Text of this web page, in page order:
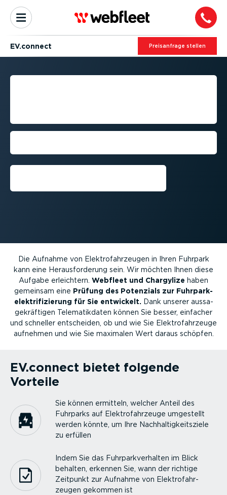
EV.connect Preis­an­frage stellen
DATEN­GE­STÜTZTE
Mit der kombi­nierten Leistung von
Die Aufnahme von Elektro­fahr­zeugen in Ihren Fuhrpark
kann eine Heraus­for­derung sein. Wir möchten Ihnen diese
Aufgabe erleichtern. Webfleet und Chargylize haben
gemeinsam eine Prüfung des Potenzials zur Fuhrpark­
elek­tri­fi­zierung für Sie entwickelt. Dank unserer aussa­
ge­kräf­tigen Telema­tik­daten können Sie besser, einfacher
und schneller entscheiden, ob und wie Sie Elektro­fahr­zeuge
aufnehmen und wie Sie maximalen Wert daraus schöpfen.
EV.connect bietet folgende
Vorteile
Sie können ermitteln, welcher Anteil des
Fuhrparks auf Elektro­fahr­zeuge umgestellt
werden könnte, um Ihre Nachhal­tig­keits­ziele
zu erfüllen
Indem Sie das Fuhrpark­ver­halten im Blick
behalten, erkennen Sie, wann der richtige
Zeitpunkt zur Aufnahme von Elektro­fahr­
zeugen gekommen ist